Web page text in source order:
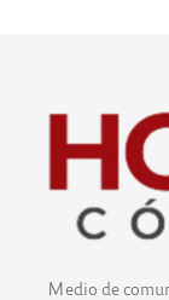
Medio de